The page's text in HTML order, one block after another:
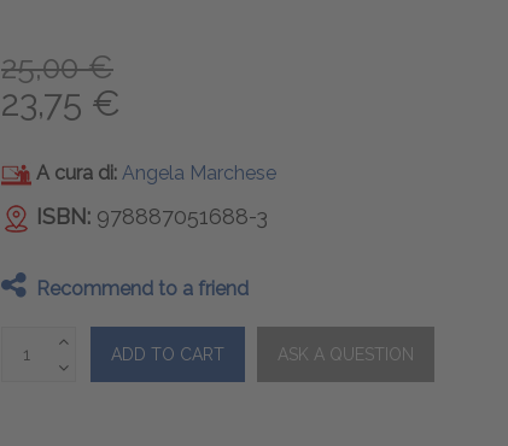
25,00 €
23,75 €
A cura di: Angela Marchese
ISBN: 978887051688-3
Recommend to a friend